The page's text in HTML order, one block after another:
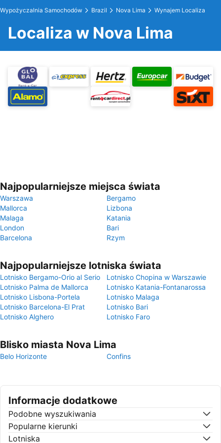
Wypożyczalnia Samochodów Brazil Nova Lima Wynajem Localiza
Localiza w Nova Lima
Najpopularniejsze miejsca świata
Warszawa
Bergamo
Mallorca
Lizbona
Malaga
Katania
London
Bari
Barcelona
Rzym
Najpopularniejsze lotniska świata
Lotnisko Bergamo-Orio al Serio
Lotnisko Chopina w Warszawie
Lotnisko Palma de Mallorca
Lotnisko Katania-Fontanarossa
Lotnisko Lisbona-Portela
Lotnisko Malaga
Lotnisko Barcelona-El Prat
Lotnisko Bari
Lotnisko Alghero
Lotnisko Faro
Blisko miasta Nova Lima
Belo Horizonte Confins
Informacje dodatkowe
Podobne wyszukiwania
Popularne kierunki
Lotniska